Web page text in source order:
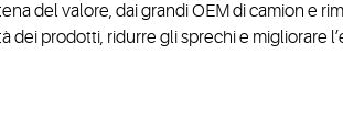
del valore, dai grandi OEM di camion e
prodotti, ridurre gli sprechi e migliorare